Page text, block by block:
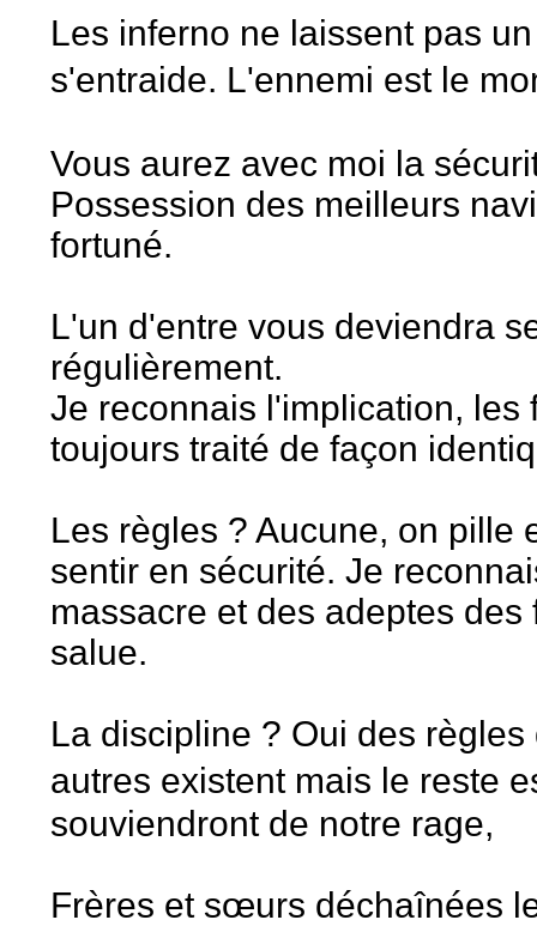
Les inferno ne laissent pas
s'entraide. L'ennemi est le
Vous aurez avec moi la
Possession des meilleurs
fortuné.
L'un d'entre vous deviendra
régulièrement.
Je reconnais l'implication, les
toujours traité de façon
Les règles ? Aucune, on pille
sentir en sécurité. Je
massacre et des adeptes
salue.
La discipline ? Oui des
autres existent mais le reste
souviendront de notre rage,
Frères et sœurs déchaînées